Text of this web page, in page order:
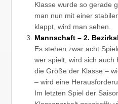
Klasse wurde so gerade
man nun mit einer
klappt, wird man sehen.
Mannschaft – 2.
Es stehen zwar acht
wer spielt, wird sich auch
die Größe der Klasse –
– wird eine
Im letzten Spiel der